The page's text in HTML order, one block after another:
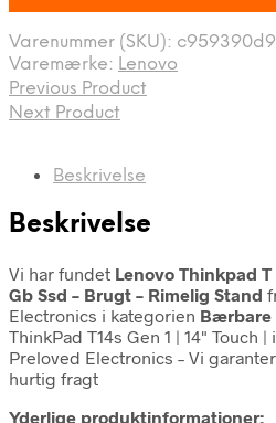
Varenummer (SKU):
Varemærke: Lenovo
Previous Product
Next Product
Beskrivelse
Beskrivelse
Vi har fundet Lenovo Thinkpad
Gb Ssd – Brugt – Rimelig Stand
Electronics i kategorien Bærbare
ThinkPad T14s Gen 1 | 14" Touch |
Preloved Electronics – Vi
hurtig fragt
Yderlige produktinformationer: